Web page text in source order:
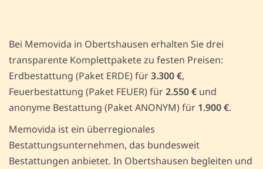
Bei Memovida in Obertshausen erhalten Sie drei
transparente Komplettpakete zu festen Preisen:
Erdbestattung (Paket ERDE) für3.300 €,
Feuerbestattung (Paket FEUER) für2.550 € und
anonyme Bestattung (Paket ANONYM) für 1.900 €.
Memovida ist ein überregionales
Bestattungsunternehmen, das bundesweit
Bestattungen anbietet. In Obertshausen begleiten und